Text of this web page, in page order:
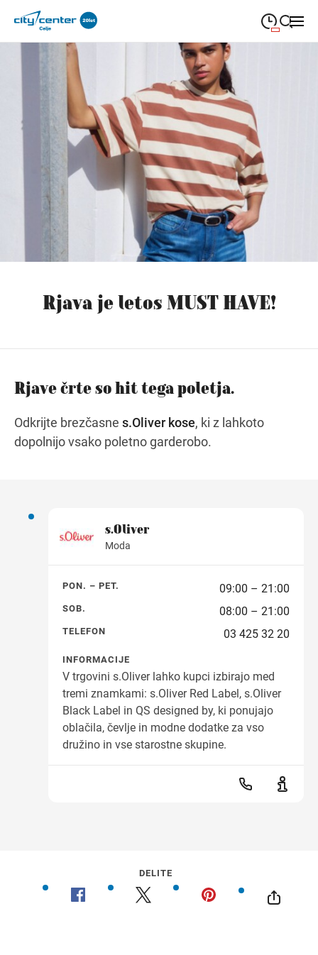
Close search
ponedeljek
PONEDELJEK
09:00
SREDA 09:00
četrtek
ČETRTEK 09:00
petek
PETEK 09:00
sobota
SOBOTA 08:00
Rjava je letos MUST HAVE!
Rjave črte so hit tega poletja.
Odkrijte brezčasne s.Oliver kose, ki z lahkoto
dopolnijo vsako poletno garderobo.
s.Oliver
Moda
PON. – PET. 09:00 – 21:00
SOB. 08:00 – 21:00
TELEFON 03 425 32 20
INFORMACIJE
V trgovini s.Oliver lahko kupci izbirajo med
tremi znamkami: s.Oliver Red Label, s.Oliver
Black Label in QS designed by, ki ponujajo
oblačila, čevlje in modne dodatke za vso
družino in vse starostne skupine.
DELITE